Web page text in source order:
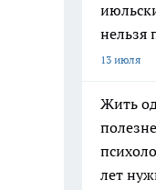
нельзя
13 июля
Жить
лет